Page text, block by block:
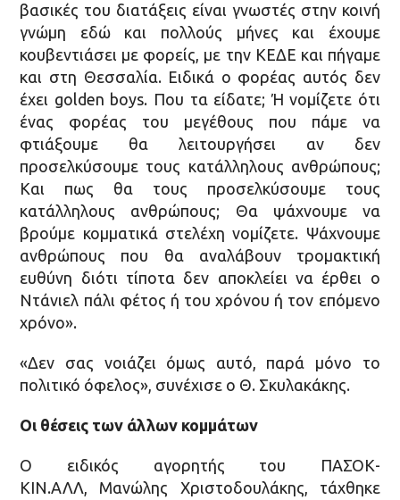
βασικές του διατάξεις είναι γνωστές στην κοινή
γνώμη εδώ και πολλούς μήνες και έχουμε
κουβεντιάσει με φορείς, με την ΚΕΔΕ και πήγαμε
και στη Θεσσαλία. Ειδικά ο φορέας αυτός δεν
έχει golden boys. Που τα είδατε; Ή νομίζετε ότι
ένας φορέας του μεγέθους που πάμε να
φτιάξουμε θα λειτουργήσει αν δεν
προσελκύσουμε τους κατάλληλους ανθρώπους;
Και πως θα τους προσελκύσουμε τους
κατάλληλους ανθρώπους; Θα ψάχνουμε να
βρούμε κομματικά στελέχη νομίζετε. Ψάχνουμε
ανθρώπους που θα αναλάβουν τρομακτική
ευθύνη διότι τίποτα δεν αποκλείει να έρθει ο
Ντάνιελ πάλι φέτος ή του χρόνου ή τον επόμενο
χρόνο».
«Δεν σας νοιάζει όμως αυτό, παρά μόνο το
πολιτικό όφελος», συνέχισε ο Θ. Σκυλακάκης.
Οι θέσεις των άλλων κομμάτων
Ο ειδικός αγορητής του ΠΑΣΟΚ-
ΚΙΝ.ΑΛΛ, Μανώλης Χριστοδουλάκης, τάχθηκε